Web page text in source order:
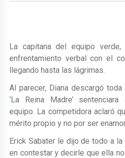
La capitana del equipo verde,
enfrentamiento verbal con el
llegando hasta las lágrimas.
Al parecer, Diana descargó
‘La Reina Madre’
equipo. La competidora aclaró
mérito propio y no por ser
Erick Sabater le dijo de todo a la
en contestar y decirle que ella